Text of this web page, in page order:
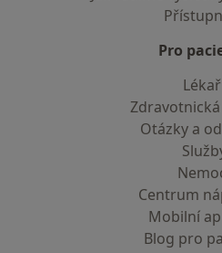
Pro
Otázky a
Centrum
Mobilní
Blog pro